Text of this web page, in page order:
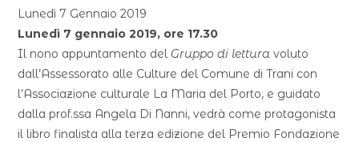
Lunedì 7 Gennaio 2019
Lunedì 7 gennaio 2019, ore 17.30
Il nono appuntamento del Gruppo di lettura voluto
dall’Assessorato alle Culture del Comune di Trani con
l’Associazione culturale La Maria del Porto, e guidato
dalla prof.ssa Angela Di Nanni, vedrà come protagonista
il libro finalista alla terza edizione del Premio Fondazione